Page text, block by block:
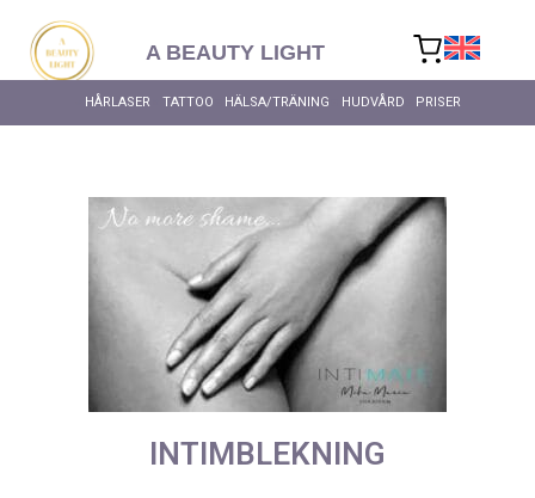
content
A BEAUTY LIGHT
HÅRLASER TATTOO HÄLSA/TRÄNING HUDVÅRD PRISER
INTIMBLEKNING